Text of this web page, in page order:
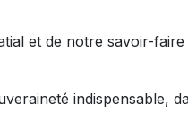
et de notre savoir-faire
indispensable,